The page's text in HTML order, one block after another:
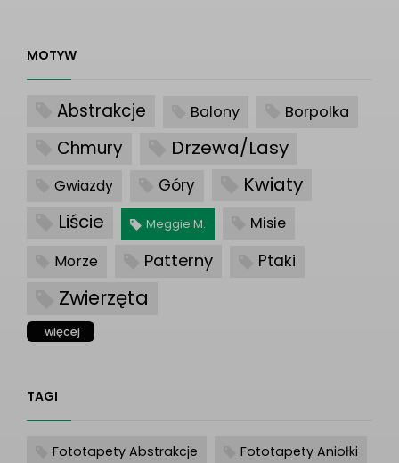
MOTYW
Abstrakcje Balony Borpolka
Chmury Drzewa/Lasy
Gwiazdy Góry
Kwiaty
Liście
Meggie M.
Misie
Morze
Patterny Ptaki
Zwierzęta
więcej
TAGI
Fototapety Abstrakcje Fototapety Aniołki